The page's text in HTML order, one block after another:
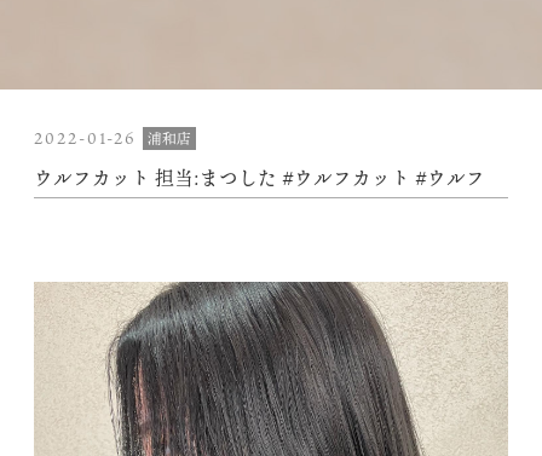
2022-01-26 浦和店
ウルフカット 担当:まつした #ウルフカット #ウルフ